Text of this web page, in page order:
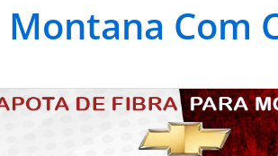
Montana Com
Capota
Montana: